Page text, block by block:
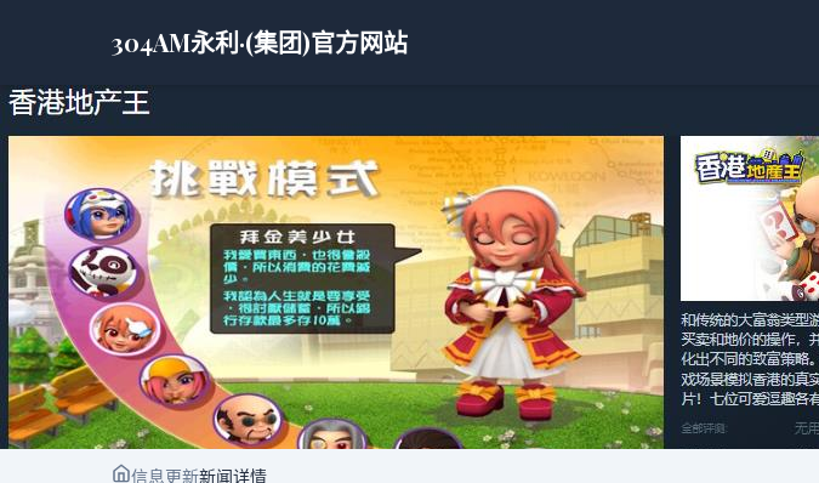
304AM永利·(集团)官方网站
信息更新新闻详情